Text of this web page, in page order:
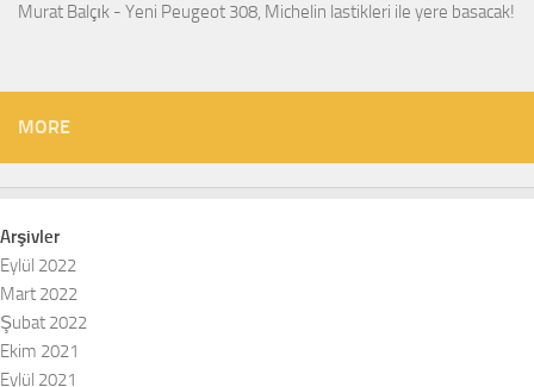
Murat Balçık - Yeni Peugeot 308, Michelin lastikleri ile yere basacak!
MORE
Arşivler
Eylül 2022
Mart 2022
Şubat 2022
Ekim 2021
Eylül 2021